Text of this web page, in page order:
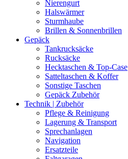
Nierengurt
Halswärmer
Sturmhaube
Brillen & Sonnenbrillen
Gepäck
Tankrucksäcke
Rucksäcke
Hecktaschen & Top-Case
Satteltaschen & Koffer
Sonstige Taschen
Gepäck Zubehör
Technik | Zubehör
Pflege & Reinigung
Lagerung & Transport
Sprechanlagen
Navigation
Ersatzteile